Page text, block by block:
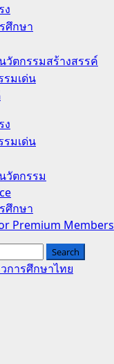
ง
ศึกษา
วัตกรรมสร้างสรรค์
รมเด่น
ง
รมเด่น
วัตกรรม
ศึกษา
Premium Members
การศึกษาไทย